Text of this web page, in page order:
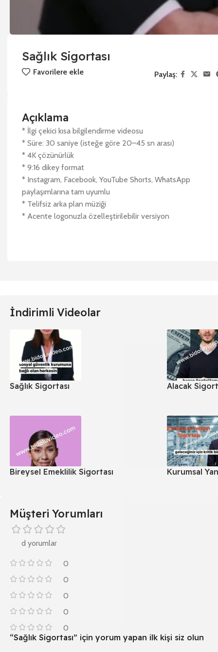
Sağlık Sigortası
Favorilere ekle Paylaş:
Açıklama
* İlgi çekici kısa bilgilendirme videosu
* Süre: 30 saniye (isteğe göre 20–45 sn arası)
* 4K çözünürlük
* 9:16 dikey format
* Instagram, Facebook, YouTube Shorts, WhatsApp
paylaşımlarına tam uyumlu
* Telifsiz arka plan müziği
* Acente logonuzla özelleştirilebilir versiyon
İndirimli Videolar
Sağlık Sigortası Alacak
Bireysel Emeklilik Sigortası Kurumsal
Müşteri Yorumları
d yorumlar
0
0
0
0
0
“Sağlık Sigortası” için yorum yapan ilk kişi siz olun